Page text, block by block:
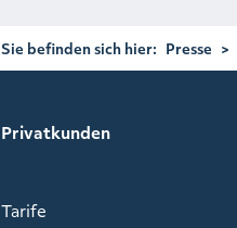
Sie befinden sich hier: Presse >
Privatkunden
Tarife